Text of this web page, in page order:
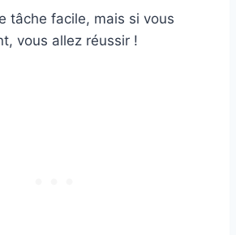
tâche facile, mais si vous
vous allez réussir !